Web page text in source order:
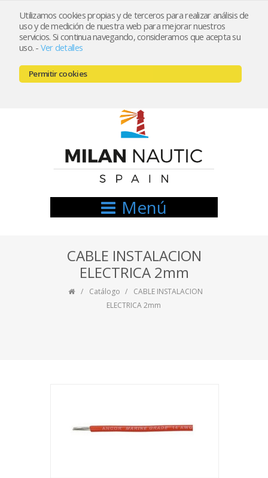
Utilizamos cookies propias y de terceros para realizar análisis de
uso y de medición de nuestra web para mejorar nuestros
servicios. Si continua navegando, consideramos que acepta su
uso. - Ver detalles
Permitir cookies
Registrarse Mi cuenta
666521122 // 654999333
Menú
CABLE INSTALACION
ELECTRICA 2mm
Catálogo
CABLE INSTALACION
ELECTRICA 2mm